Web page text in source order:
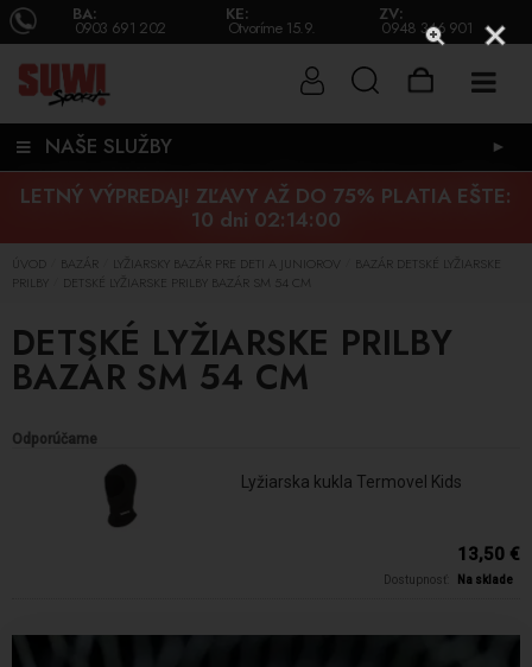
BA:
0903 691 202
KE:
Otvoríme 15.9.
ZV:
0948 346 901
NAŠE SLUŽBY ►
LETNÝ VÝPREDAJ! ZĽAVY AŽ DO 75% PLATIA EŠTE:
10 dni 02:13:59
ÚVOD BAZÁR LYŽIARSKY BAZÁR PRE DETI A JUNIOROV
BAZÁR DETSKÉ LYŽIARSKE
PRILBY
DETSKÉ LYŽIARSKE PRILBY BAZÁR SM 54 CM
DETSKÉ LYŽIARSKE PRILBY
BAZÁR SM 54 CM
Odporúčame
Lyžiarska kukla Termovel Kids
13,50 €
Dostupnosť: Na sklade